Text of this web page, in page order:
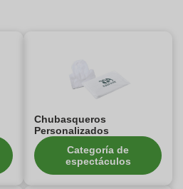
Chubasqueros
Personalizados
Categoría de
espectáculos